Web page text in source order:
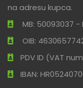
na adresu kupca.
MB: 50093037 -
OIB:
PDV ID (VAT
IBAN: